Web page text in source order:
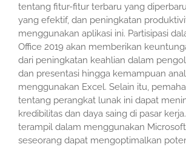
tentang fitur-fitur terbaru yang
yang efektif, dan peningkatan
menggunakan aplikasi ini. Partisipasi
Office 2019 akan memberikan
dari peningkatan keahlian dalam
dan presentasi hingga kemampuan
menggunakan Excel. Selain itu,
tentang perangkat lunak ini dapat
kredibilitas dan daya saing di pasar
terampil dalam menggunakan Microsoft
seseorang dapat mengoptimalkan